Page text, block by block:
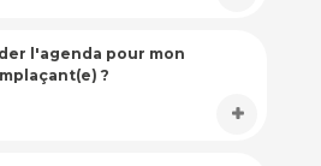
l'agenda pour mon
?